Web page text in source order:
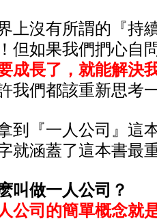
上沒有所謂的『持
但如果我們捫心自
成長了，就能解決
我們都該重新思考
到『一人公司』這
就涵蓋了這本書最
叫做一人公司？
公司的簡單概念就